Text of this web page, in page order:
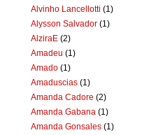
Alvinho Lancellotti (1)
Alysson Salvador (1)
AlziraE (2)
Amadeu (1)
Amado (1)
Amaduscias (1)
Amanda Cadore (2)
Amanda Gabana (1)
Amanda Gonsales (1)